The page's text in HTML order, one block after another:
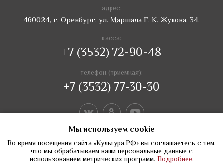
Мы используем сookie
Во время посещения сайта «Культура.РФ» вы соглашаетесь с тем,
что мы обрабатываем ваши персональные данные с
использованием метрических программ. Подробнее.
адрес:
460024, г. Оренбург, ул. Маршала Г. К. Жукова, 34.
касса:
+7 (3532) 72-90-48
телефон (приемная):
+7 (3532) 77-30-30
Создание сайтов Веб-студия Веста